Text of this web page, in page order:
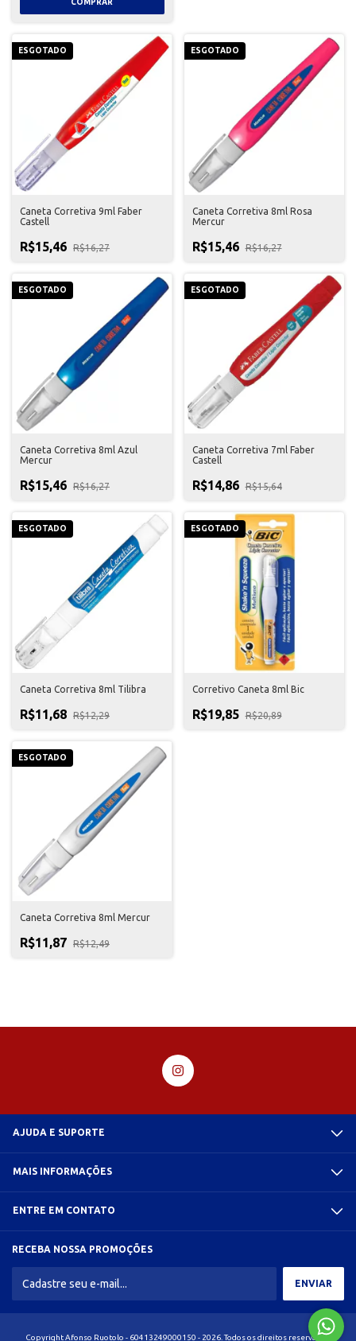
ESGOTADO
Caneta Corretiva 9ml Faber
Castell
R$15,46 R$16,27
ESGOTADO
Caneta Corretiva 8ml Rosa
Mercur
R$15,46 R$16,27
ESGOTADO
Caneta Corretiva 8ml Azul
Mercur
R$15,46 R$16,27
ESGOTADO
Caneta Corretiva 7ml Faber
Castell
R$14,86 R$15,64
ESGOTADO
Caneta Corretiva 8ml Tilibra
R$11,68 R$12,29
ESGOTADO
Corretivo Caneta 8ml Bic
R$19,85 R$20,89
ESGOTADO
Caneta Corretiva 8ml Mercur
R$11,87 R$12,49
AJUDA E SUPORTE
MAIS INFORMAÇÕES
ENTRE EM CONTATO
RECEBA NOSSA PROMOÇÕES
Copyright Afonso Ruotolo - 60413249000150 - 2026. Todos os direitos reservados.